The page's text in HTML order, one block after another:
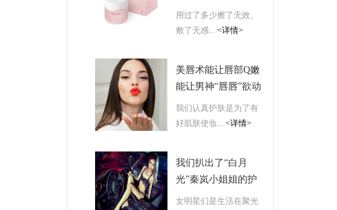
钟带来神仙高光肌！
用过了多少擦了无效、
敷了无感... <详情>
美唇术能让唇部Q嫩
能让男神“唇唇”欲动
我们认真护肤是为了有
好肌肤使妆... <详情>
我们扒出了“白月
光”秦岚小姐姐的护
肤保湿秘诀-------
女明星们是生活在聚光